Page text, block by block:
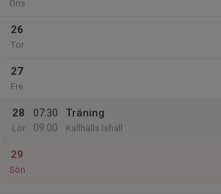
Ons
26
Tor
27
Fre
28
Lör
07:30
09:00
Träning
Kallhälls Ishall
29
Sön